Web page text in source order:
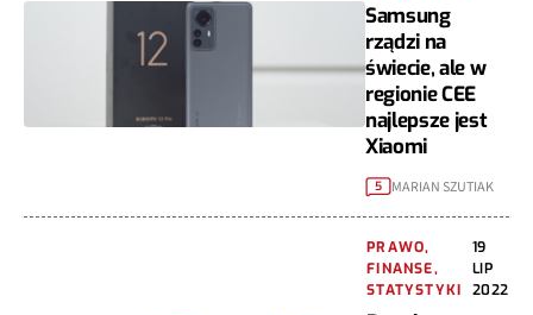
Samsung
rządzi na
świecie, ale w
regionie CEE
najlepsze jest
Xiaomi
5 MARIAN SZUTIAK
PRAWO,
FINANSE,
STATYSTYKI
19
LIP
2022